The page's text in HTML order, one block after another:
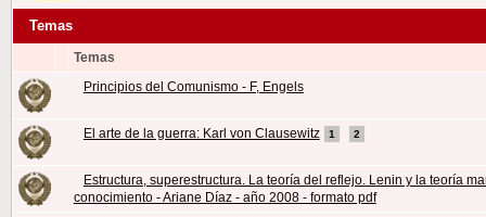
Temas
Temas
Principios del Comunismo - F, Engels
El arte de la guerra: Karl von Clausewitz 1 2
Estructura, superestructura. La teoría del reflejo. Lenin y la teoría
conocimiento - Ariane Díaz - año 2008 - formato pdf